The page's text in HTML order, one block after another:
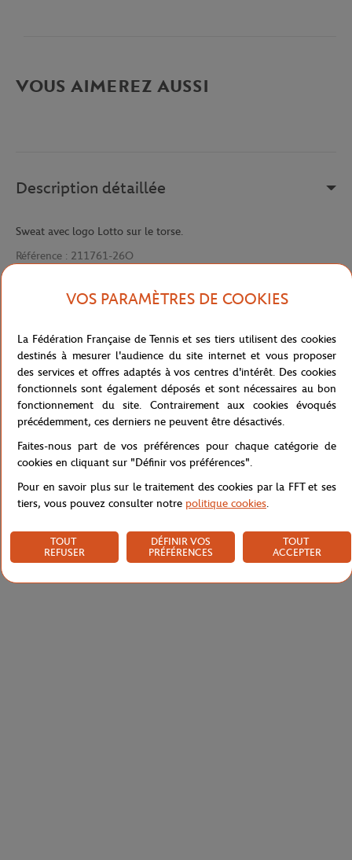
VOUS AIMEREZ AUSSI
Description détaillée
Sweat avec logo Lotto sur le torse.
Référence : 211761-26O
Livraison et retours
VOS PARAMÈTRES DE COOKIES
La Fédération Française de Tennis et ses tiers utilisent des cookies
destinés à mesurer l'audience du site internet et vous proposer
des services et offres adaptés à vos centres d'intérêt. Des cookies
fonctionnels sont également déposés et sont nécessaires au bon
fonctionnement du site. Contrairement aux cookies évoqués
précédemment, ces derniers ne peuvent être désactivés.
Faites-nous part de vos préférences pour chaque catégorie de
cookies en cliquant sur "Définir vos préférences".
Pour en savoir plus sur le traitement des cookies par la FFT et ses
tiers, vous pouvez consulter notre politique cookies.
TOUT
REFUSER
DÉFINIR VOS
PRÉFÉRENCES
TOUT
ACCEPTER